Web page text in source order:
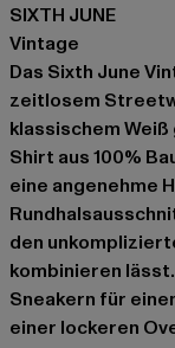
SIXTH JUNE
Vintage
Das Sixth June
zeitlosem
klassischem
Shirt aus 100%
eine angenehme
den
kombinieren
Sneakern für
einer lockeren